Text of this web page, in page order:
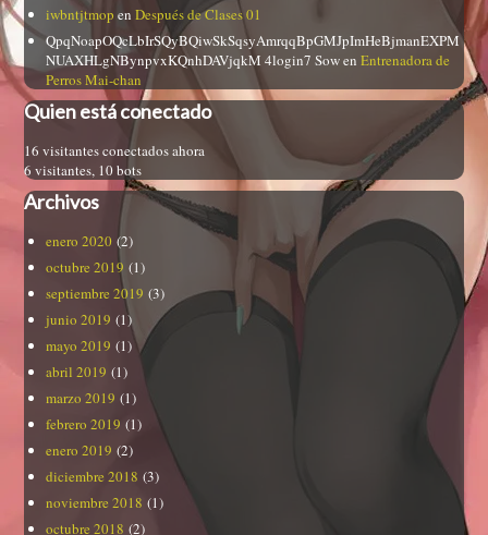
iwbntjtmop enDespués de Clases 01
QpqNoapOQcLbIrSQyBQiwSkSqsyAmrqqBpGMJpImHeBjmanEXPM
NUAXHLgNBynpvxKQnhDAVjqkM 4login7 SowenEntrenadora de
Perros Mai-chan
Quien está conectado
16 visitantes conectados ahora
6 visitantes, 10 bots
Archivos
enero 2020 (2)
octubre 2019 (1)
septiembre 2019 (3)
junio 2019 (1)
mayo 2019 (1)
abril 2019 (1)
marzo 2019 (1)
febrero 2019 (1)
enero 2019 (2)
diciembre 2018 (3)
noviembre 2018 (1)
octubre 2018 (2)